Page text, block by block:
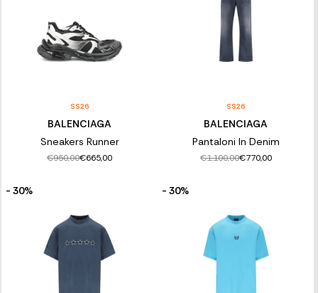
SS26
BALENCIAGA
Sneakers Runner
€950,00€665,00
SS26
BALENCIAGA
Pantaloni In Denim
€1.100,00€770,00
- 30% - 30%